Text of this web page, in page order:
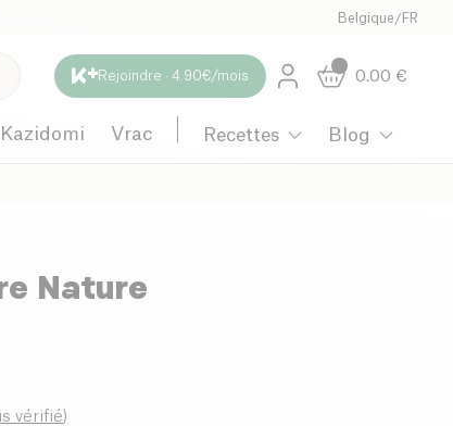
Belgique /FR
Rejoindre · 4.90€/mois 0.00 €
Vrac Recettes Blog
Nature
vérifié)